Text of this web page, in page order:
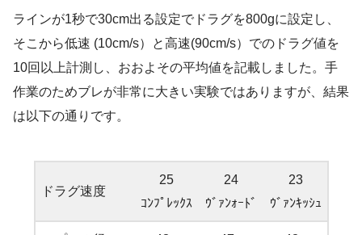
ラインが1秒で30cm出る設定でドラグを800gに設定し、
そこから低速 (10cm/s）と高速(90cm/s）でのドラグ値を
10回以上計測し、おおよその平均値を記載しました。手
作業のためブレが非常に大きい実験ではありますが、結果
は以下の通りです。
ドラグ速度
25
ｺﾝﾌﾟﾚｯｸｽ
24
ｳﾞｧﾝｫｰﾄﾞ
23
ｳﾞｧﾝｷｯｼｭ